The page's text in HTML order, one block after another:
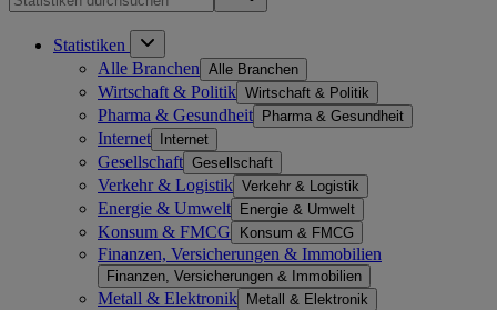
Statistiken
Alle Branchen Alle Branchen
Wirtschaft & Politik Wirtschaft & Politik
Pharma & Gesundheit Pharma & Gesundheit
Internet Internet
Gesellschaft Gesellschaft
Verkehr & Logistik Verkehr & Logistik
Energie & Umwelt Energie & Umwelt
Konsum & FMCG Konsum & FMCG
Finanzen, Versicherungen & Immobilien
Finanzen, Versicherungen & Immobilien
Metall & Elektronik Metall & Elektronik